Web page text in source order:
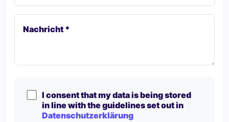
Nachricht *
I consent that my data is being stored
in line with the guidelines set out in
Datenschutzerklärung